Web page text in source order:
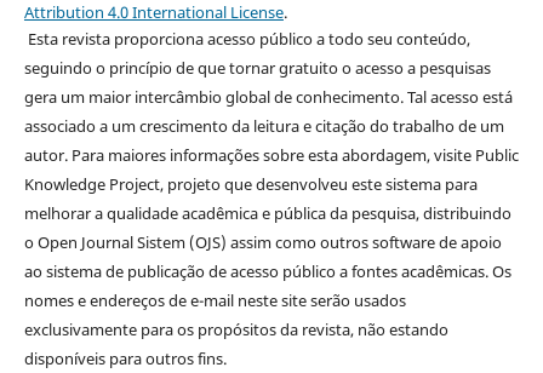
Attribution 4.0 International License.
Esta revista proporciona acesso público a todo seu conteúdo,
seguindo o princípio de que tornar gratuito o acesso a pesquisas
gera um maior intercâmbio global de conhecimento. Tal acesso está
associado a um crescimento da leitura e citação do trabalho de um
autor. Para maiores informações sobre esta abordagem, visite Public
Knowledge Project, projeto que desenvolveu este sistema para
melhorar a qualidade acadêmica e pública da pesquisa, distribuindo
o Open Journal Sistem (OJS) assim como outros software de apoio
ao sistema de publicação de acesso público a fontes acadêmicas. Os
nomes e endereços de e-mail neste site serão usados
exclusivamente para os propósitos da revista, não estando
disponíveis para outros fins.